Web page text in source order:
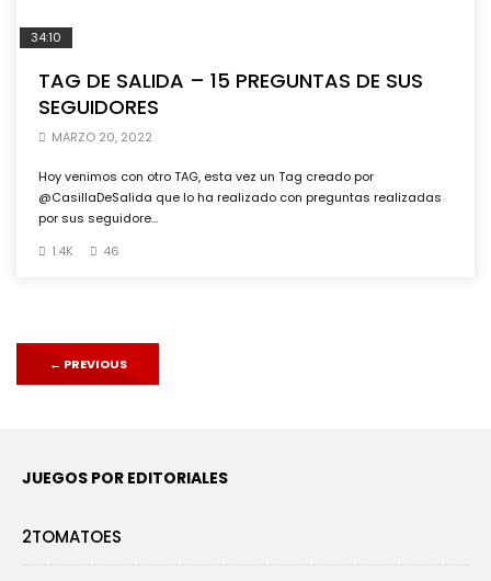
34:10
TAG DE SALIDA – 15 PREGUNTAS DE SUS
SEGUIDORES
MARZO 20, 2022
Hoy venimos con otro TAG, esta vez un Tag creado por
@CasillaDeSalida que lo ha realizado con preguntas realizadas
por sus seguidore...
1.4K
46
← PREVIOUS
JUEGOS POR EDITORIALES
2TOMATOES